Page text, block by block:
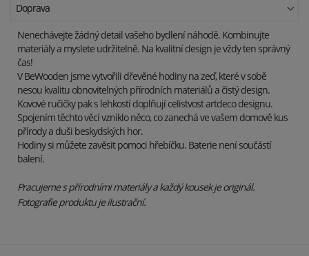
Doprava
Nenechávejte žádný detail vašeho bydlení náhodě. Kombinujte
materiály a myslete udržitelně. Na kvalitní design je vždy ten správný
čas!
V BeWooden jsme vytvořili dřevěné hodiny na zeď, které v sobě
nesou kvalitu obnovitelných přírodních materiálů a čistý design.
Kovové ručičky pak s lehkostí doplňují celistvost artdeco designu.
Spojením těchto věcí vzniklo něco, co zanechá ve vašem domově kus
přírody a duši beskydských hor.
Hodiny si můžete zavěsit pomoci hřebíčku. Baterie není součástí
balení.
Pracujeme s přírodními materiály a každý kousek je originál.
Fotografie produktu je ilustrační.